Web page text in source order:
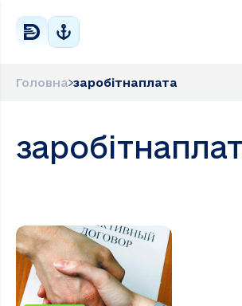
Головна заробітнаплата